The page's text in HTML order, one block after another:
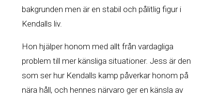
bakgrunden men är en stabil och pålitlig figur i
Kendalls liv.
Hon hjälper honom med allt från vardagliga
problem till mer känsliga situationer. Jess är den
som ser hur Kendalls kamp påverkar honom på
nära håll, och hennes närvaro ger en känsla av